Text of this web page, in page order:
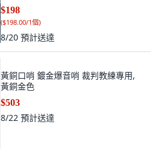
$198
($198.00/1個)
8/20 預計送達
黃銅口哨 鍍金爆音哨 裁判教練專用,
黃銅金色
$503
8/22 預計送達